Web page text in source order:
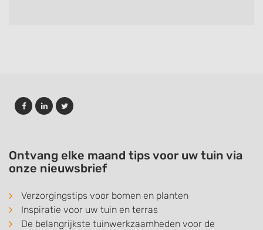
Ontvang elke maand tips voor uw tuin via
onze nieuwsbrief
Verzorgingstips voor bomen en planten
Inspiratie voor uw tuin en terras
De belangrijkste tuinwerkzaamheden voor de